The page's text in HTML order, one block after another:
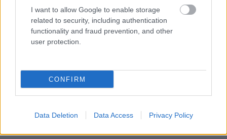
I want to allow Google to enable storage
related to security, including authentication
functionality and fraud prevention, and other
user protection.
CONFIRM
Data Deletion Data Access Privacy Policy